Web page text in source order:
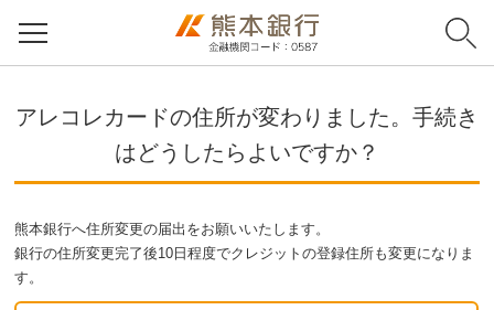
アレコレカードの住所が変わりました。手続き
はどうしたらよいですか？
熊本銀行へ住所変更の届出をお願いいたします。
銀行の住所変更完了後10日程度でクレジットの登録住所も変更になりま
す。